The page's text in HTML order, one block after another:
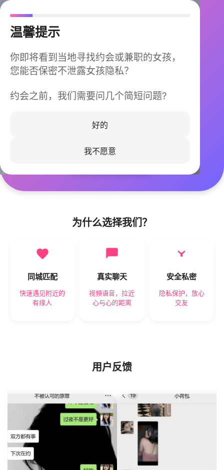
温馨提示
你即将看到当地寻找约会或兼职的女孩，
您能否保密不泄露女孩隐私？
约会之前，我们需要问几个简短问题?
好的
我不愿意
今晚不再孤单
同城快速匹配，马上认识身边的TA
立即下载
为什么选择我们？
同城匹配
快速遇见附近的
有缘人
真实聊天
视频语音，拉近
心与心的距离
安全私密
隐私保护，放心
交友
用户反馈